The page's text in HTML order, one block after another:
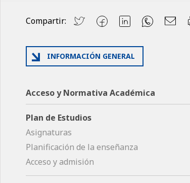
Compartir:
INFORMACIÓN GENERAL
Acceso y Normativa Académica
Plan de Estudios
Asignaturas
Planificación de la enseñanza
Acceso y admisión